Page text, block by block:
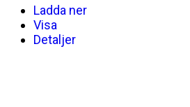
Ladda ner
Visa
Detaljer